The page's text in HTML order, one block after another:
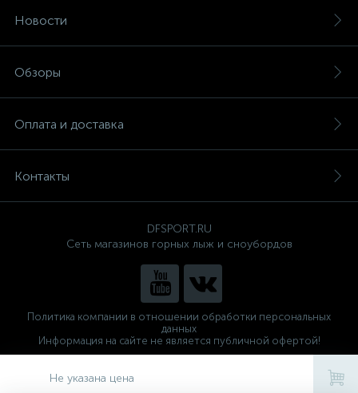
Не указана цена
Новости
Обзоры
Оплата и доставка
Контакты
DFSPORT.RU
Сеть магазинов горных лыж и сноубордов
Политика компании в отношении обработки персональных
данных
Информация на сайте не является публичной офертой!